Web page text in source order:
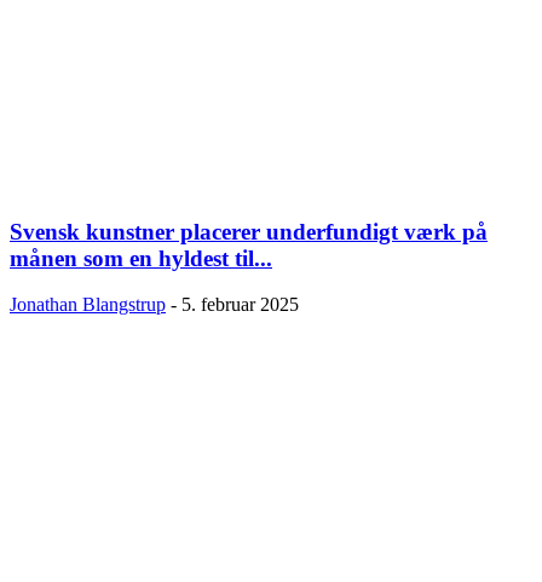
Svensk kunstner placerer underfundigt værk på
månen som en hyldest til...
Jonathan Blangstrup - 5. februar 2025